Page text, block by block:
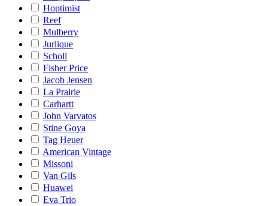
Hoptimist
Reef
Mulberry
Jurlique
Scholl
Fisher Price
Jacob Jensen
La Prairie
Carhartt
John Varvatos
Stine Goya
Tag Heuer
American Vintage
Missoni
Van Gils
Huawei
Eva Trio